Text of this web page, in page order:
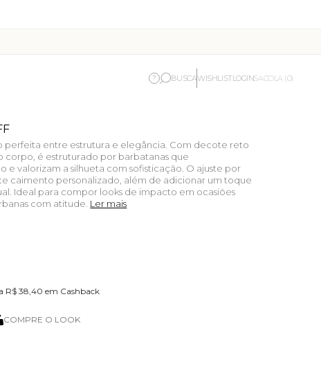
? BUSCAWISHLISTLOGINSACOLA (0)
perfeita entre estrutura e elegância. Com decote reto
corpo, é estruturado por barbatanas que
e valorizam a silhueta com sofisticação. O ajuste por
caimento personalizado, além de adicionar um toque
Ideal para compor looks de impacto em ocasiões
com atitude. Ler mais
R$ 38,40 em Cashback
COMPRE O LOOK